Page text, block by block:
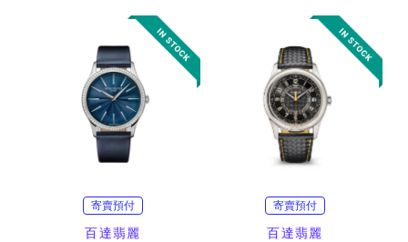
寄賣預付
百達翡麗
寄賣預付
百達翡麗